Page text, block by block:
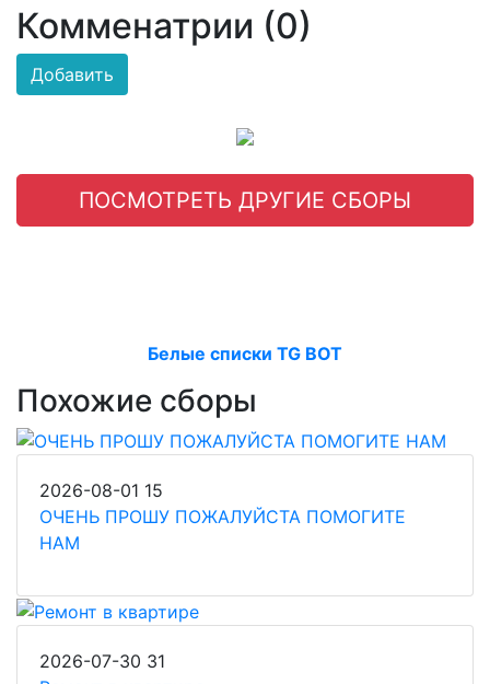
Комменатрии (0)
Добавить
ПОСМОТРЕТЬ ДРУГИЕ СБОРЫ
Белые списки TG BOT
Похожие сборы
2026-08-01 15
ОЧЕНЬ ПРОШУ ПОЖАЛУЙСТА ПОМОГИТЕ
НАМ
2026-07-30 31